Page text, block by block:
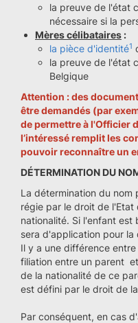
la preuve de l'état
nécessaire si la
Mères célibataires :
la pièce d'identité1
la preuve de l'état
Belgique
Attention : des
être demandés (par
de permettre à l'Officier
l’intéressé remplit les
pouvoir reconnaître un
DÉTERMINATION DU
La détermination du nom
régie par le droit de
nationalité. Si l'enfant est
sera d'application pour la
Il y a une différence
filiation entre un parent
de la nationalité de ce
est défini par le droit de
Par conséquent, en cas